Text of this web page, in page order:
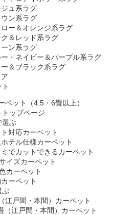
ュ系ラグ
ン系ラグ
ー＆オレンジ系ラグ
ク＆レッド系ラグ
ン系ラグ
・ネイビー＆パープル系ラグ
＆ブラック系ラグ
ペット（4.5・6畳以上）
トップページ
選ぶ
対応カーペット
テル仕様カーペット
でカットできるカーペット
イズカーペット
カーペット
ーペット
ぶ
江戸間・本間）カーペット
（江戸間・本間）カーペット